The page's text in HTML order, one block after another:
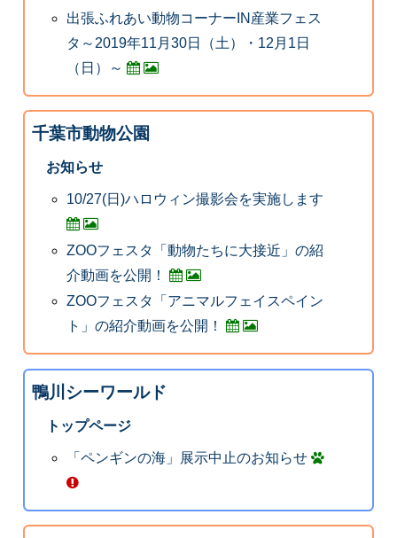
出張ふれあい動物コーナーIN産業フェス
タ～2019年11月30日（土）・12月1日
（日）～
千葉市動物公園
お知らせ
10/27(日)ハロウィン撮影会を実施します
ZOOフェスタ「動物たちに大接近」の紹
介動画を公開！
ZOOフェスタ「アニマルフェイスペイン
ト」の紹介動画を公開！
鴨川シーワールド
トップページ
「ペンギンの海」展示中止のお知らせ